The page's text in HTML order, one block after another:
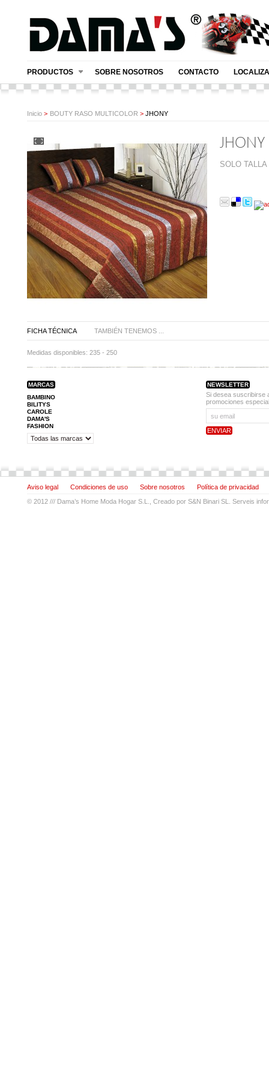
PRODUCTOS SOBRE NOSOTROS CONTACTO
Inicio > BOUTY RASO MULTICOLOR > JHONY
JHONY
SOLO
FICHA TÉCNICA TAMBIÉN TENEMOS ...
Medidas disponibles: 235 - 250
MARCAS
BAMBINO
BILITYS
CAROLE
DAMA'S
FASHION
NEWSLETTER
Si desea suscribirse
promociones
Aviso legal Condiciones de uso Sobre nosotros
Política de privacidad
© 2012 /// Dama’s Home Moda Hogar S.L. , Creado por S&N Binari SL. Serveis